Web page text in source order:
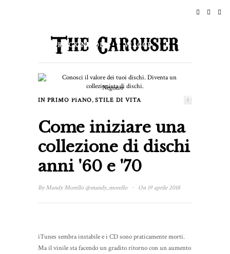
ROCK N ROLL VIAGGI
EVENTI
Negozio
INFORMAZIONI
IN PRIMO PIANO, STILE DI VITA 1
Come iniziare una
collezione di dischi
anni '60 e '70
ByMandy Morello @mandy_morello · On 19 aprile 2018
iTunes sembra instabile e i CD sono praticamente morti.
Ma il vinile sta facendo un gradito ritorno con un aumento